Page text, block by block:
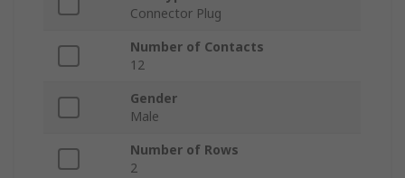
Connector Plug
Number of Contacts
12
Gender
Male
Number of Rows
2